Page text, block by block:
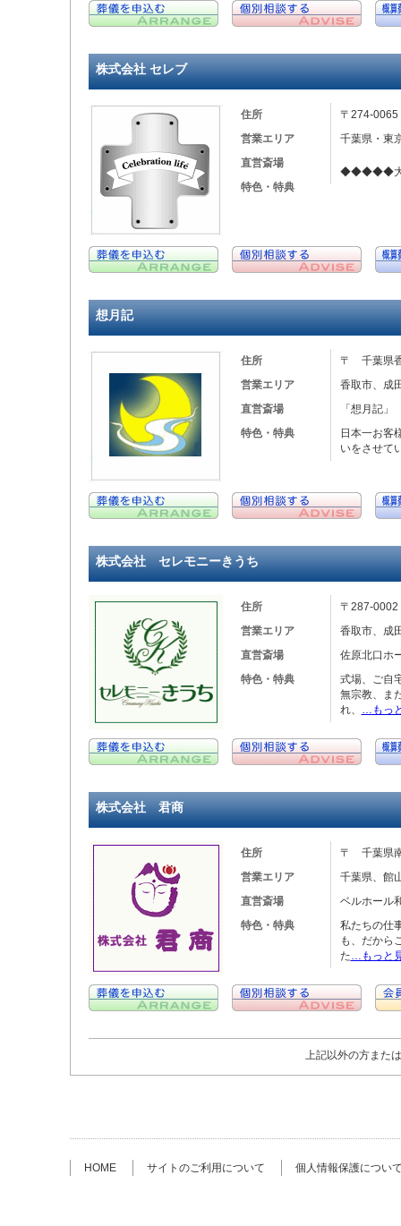
株式会社 セレブ
住所
〒274-
営業エリア
千葉県・東
直営斎場
特色・特典
◆◆◆◆◆大
想月記
住所
〒 千葉県
営業エリア
香取市、成
直営斎場
「想月記」
特色・特典
日本一お客
いをさせて
株式会社 セレモニーきうち
住所
〒287-
営業エリア
香取市、成
直営斎場
佐原北口ホ
特色・特典
式場、ご自
無宗教、ま
れ、
…もっ
株式会社 君商
住所
〒 千葉県
営業エリア
千葉県、館
直営斎場
ベルホール
特色・特典
私たちの仕
も、だから
た…もっと
上記以外の方また
HOME サイトのご利用について 個人情報保護につい